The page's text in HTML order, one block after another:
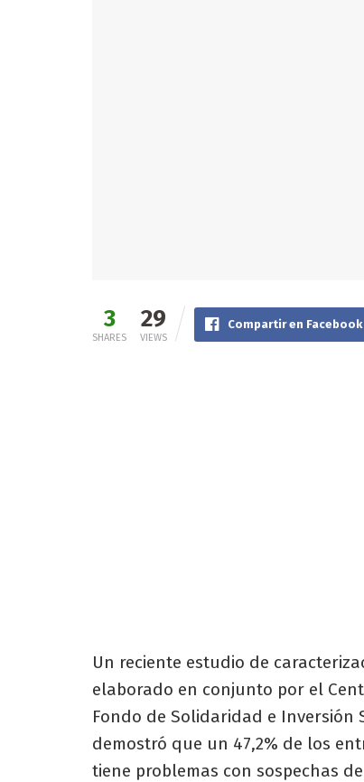
3
SHARES
29
VIEWS
Compartir en Facebook
Un reciente estudio de
elaborado en conjunto por el
Fondo de Solidaridad e Inversión
demostró que un 47,2% de los
tiene problemas con sospechas